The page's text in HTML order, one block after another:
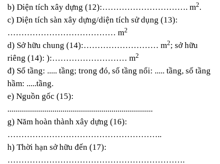
b) Diện tích xây dựng (12):…………………………. m2.
c) Diện tích sàn xây dựng/diện tích sử dụng (13):
………………………………… m2
d) Sở hữu chung (14):……………………… m2; sở hữu
riêng (14): ):……………………… m2
đ) Số tầng: ..... tầng; trong đó, số tầng nổi: ..... tầng, số tầng
hầm: .....tầng.
e) Nguồn gốc (15):
..........................................................................
g) Năm hoàn thành xây dựng (16):
………………………………………………..
h) Thời hạn sở hữu đến (17):
……………………………………………………….